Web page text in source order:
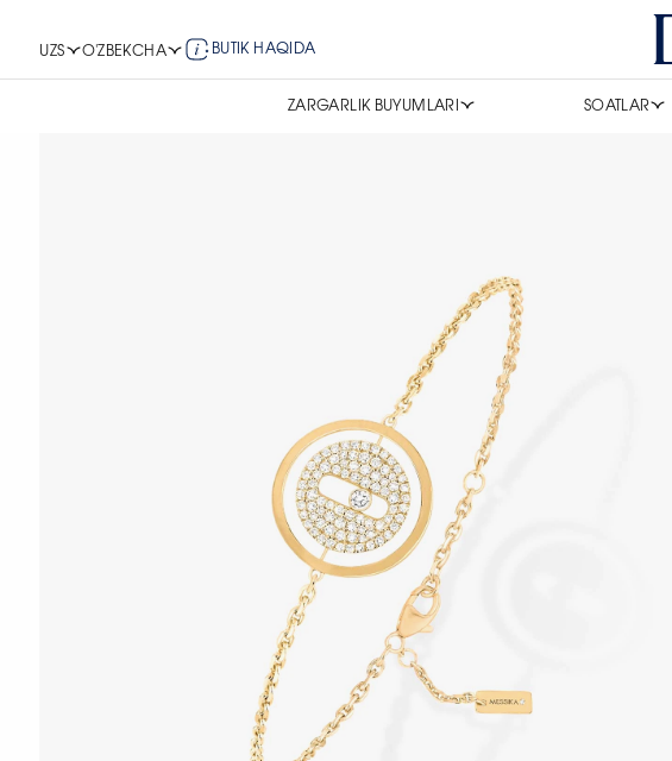
UZS O'ZBEKCHA BUTIK HAQIDA
ZARGARLIK BUYUMLARI SOATLAR